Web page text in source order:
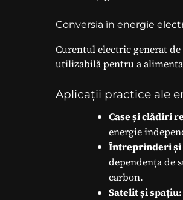
Conversia în energie
Curentul electric generat
utilizabilă pentru a
Aplicații practice ale
Case și clădiri
energie
Întreprinderi
dependența de
carbon.
Satelit și spațiu: